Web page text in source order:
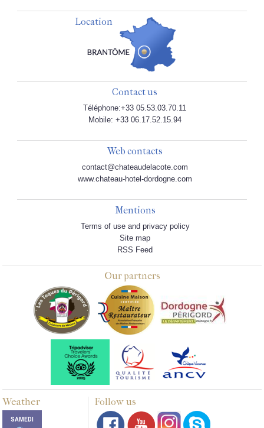
Location
Contact us
Téléphone:+33 05.53.03.70.11
Mobile: +33 06.17.52.15.94
Web contacts
contact@chateaudelacote.com
www.chateau-hotel-dordogne.com
Mentions
Terms of use and privacy policy
Site map
RSS Feed
Our partners
Weather Follow us